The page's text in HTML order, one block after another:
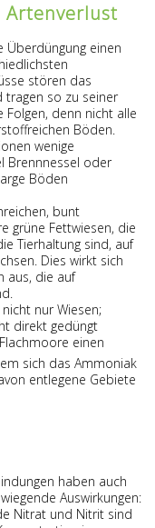
Artenverlust
Überdüngung einen
stören das
tragen so zu seiner
denn nicht alle
Böden.
wenige
Brennnessel oder
Böden
bunt
grüne Fettwiesen, die
Tierhaltung sind, auf
Dies wirkt sich
aus, die auf
nur Wiesen;
direkt gedüngt
einen
sich das Ammoniak
entlegene Gebiete
haben auch
Auswirkungen:
Nitrat und Nitrit sind